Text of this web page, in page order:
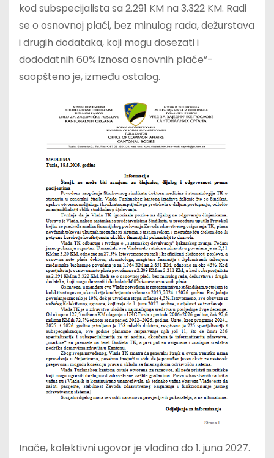
kod subspecijalista sa 2.291 KM na 3.322 KM. Radi
se o osnovnoj plaći, bez minulog rada, dežurstava
i drugih dodataka, koji mogu dosezati i
dododatnih 60% iznosa osnovnih plaće”-
saopšteno je, između ostalog.
Inače, kolektivni ugovor je vladina do 1. juna 2027.